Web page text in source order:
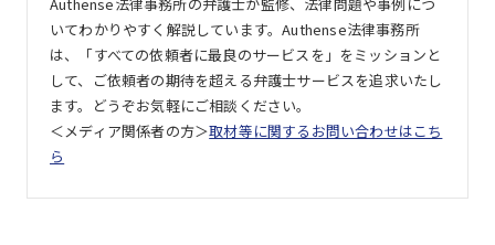
いてわかりやすく解説しています。Authense法律事務所
は、「すべての依頼者に最良のサービスを」をミッションと
して、ご依頼者の期待を超える弁護士サービスを追求いたし
ます。どうぞお気軽にご相談ください。
＜メディア関係者の方＞取材等に関するお問い合わせはこち
ら